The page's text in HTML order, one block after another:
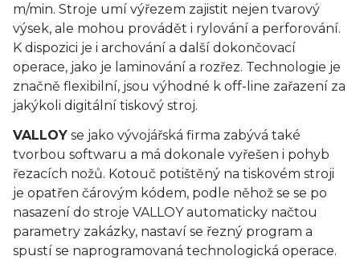
m/min. Stroje umí výřezem zajistit nejen tvarový
výsek, ale mohou provádět i rylování a perforování.
K dispozici je i archování a další dokončovací
operace, jako je laminování a rozřez. Technologie je
značně flexibilní, jsou výhodné k off-line zařazení za
jakýkoli digitální tiskový stroj.
VALLOY se jako vývojářská firma zabývá také
tvorbou softwaru a má dokonale vyřešen i pohyb
řezacích nožů. Kotouč potištěný na tiskovém stroji
je opatřen čárovým kódem, podle něhož se se po
nasazení do stroje VALLOY automaticky načtou
parametry zakázky, nastaví se řezný program a
spustí se naprogramovaná technologická operace.